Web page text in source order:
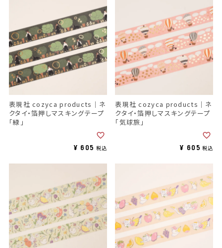
表現社 cozyca products｜ネ
クタイ・箔押しマスキングテープ
「緑」
¥ 605 税込
表現社 cozyca products｜ネ
クタイ・箔押しマスキングテープ
「気球旅」
¥ 605 税込